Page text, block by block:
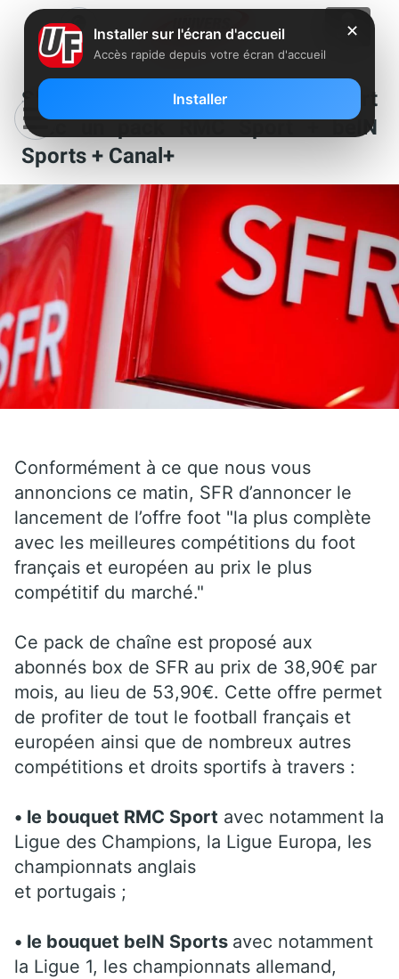
SFR dévoile son offre 100% sport
avec un pack RMC Sport + beIN
Sports + Canal+
Conformément à ce que nous vous
annoncions ce matin, SFR d’annoncer le
lancement de l’offre foot "la plus complète
avec les meilleures compétitions du foot
français et européen au prix le plus
compétitif du marché."
Ce pack de chaîne est proposé aux
abonnés box de SFR au prix de 38,90€ par
mois, au lieu de 53,90€. Cette offre permet
de profiter de tout le football français et
européen ainsi que de nombreux autres
compétitions et droits sportifs à travers :
• le bouquet RMC Sport avec notamment la
Ligue des Champions, la Ligue Europa, les
championnats anglais
et portugais ;
• le bouquet beIN Sports avec notamment
la Ligue 1, les championnats allemand,
✕
Installer sur l'écran d'accueil
Accès rapide depuis votre écran d'accueil
Installer